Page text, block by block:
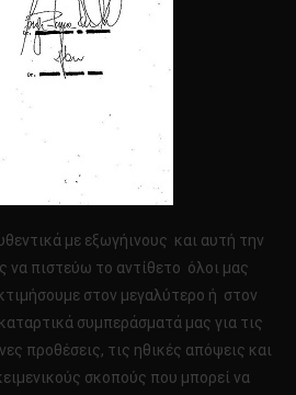
με εξωγήινους και αυτή την
να πιστεύω το αντίθετο όλοι μας
στον μεγαλύτερο ή στον
συμπεράσματά μας για τις
προθέσεις, τις ηθικές απόψεις και
σκοπούς που μπορεί να